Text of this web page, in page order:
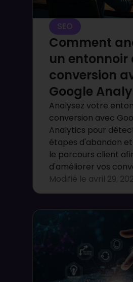
SEO
Comment
un entonnoir
conversion
Google
Analysez votre
conversion avec
Analytics pour
étapes d'abandon
le parcours client
d'améliorer vos
Modifié le avril 29,